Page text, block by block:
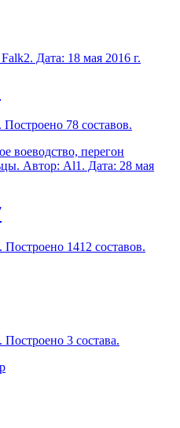
78 составов.
1412 составов.
3 состава.